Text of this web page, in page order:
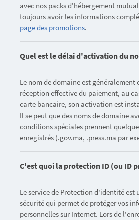
avec nos packs d'hébergement
toujours avoir les informations
page des promotions.
Quel est le délai d'activation du
Le nom de domaine est généralement
réception effective du paiement, au
carte bancaire, son activation est
Il se peut que des noms de domaine
conditions spéciales prennent
enregistrés (.gov.ma, .press.ma par
C'est quoi la protection ID (ou ID
Le service de Protection d'identité est
sécurité qui permet de protéger vos
personnelles sur Internet. Lors de